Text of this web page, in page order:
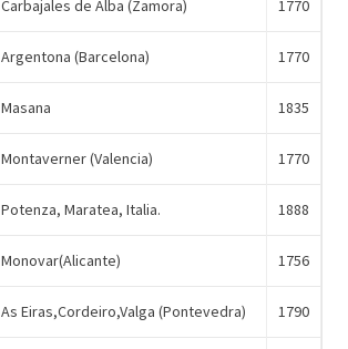
Carbajales de Alba (Zamora) 1770
Argentona (Barcelona) 1770
Masana 1835
Montaverner (Valencia) 1770
Potenza, Maratea, Italia. 1888
Monovar(Alicante) 1756
As Eiras,Cordeiro,Valga (Pontevedra) 1790